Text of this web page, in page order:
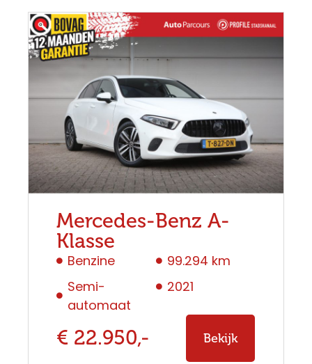
Mercedes-Benz A-
Klasse
Benzine
Semi-
automaat
99.294 km
2021
€ 22.950,- Bekijk